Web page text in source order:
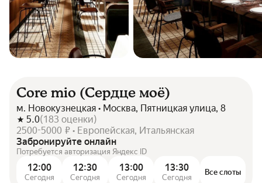
Core mio (Сердце моё)
м. Новокузнецкая • Москва, Пятницкая улица, 8
5.0(183 оценки)
2500-5000 ₽ • Европейская, Итальянская
Забронируйте онлайн
Потребуется авторизация Яндекс ID
12:00
Сегодня
12:30
Сегодня
13:00
Сегодня
13:30
Сегодня
Все слоты